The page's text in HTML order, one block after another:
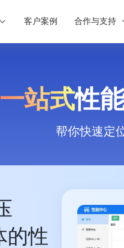
客户案例 合作与支持
一站式性
帮你快速定
的性